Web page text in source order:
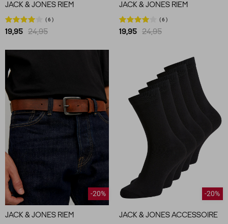
JACK & JONES RIEM
6
19,95 24,95
JACK & JONES RIEM
6
19,95 24,95
-20%
JACK & JONES RIEM
-20%
JACK & JONES ACCESSOIRE